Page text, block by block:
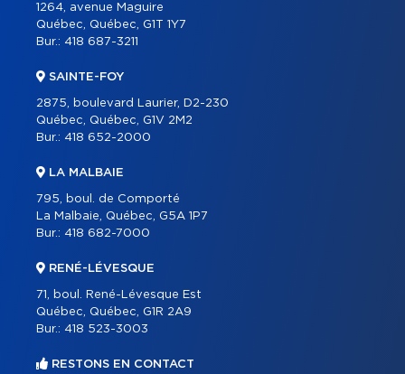
1264, avenue Maguire
Québec, Québec, G1T 1Y7
Bur.: 418 687-3211
SAINTE-FOY
2875, boulevard Laurier, D2-230
Québec, Québec, G1V 2M2
Bur.: 418 652-2000
LA MALBAIE
795, boul. de Comporté
La Malbaie, Québec, G5A 1P7
Bur.: 418 682-7000
RENÉ-LÉVESQUE
71, boul. René-Lévesque Est
Québec, Québec, G1R 2A9
Bur.: 418 523-3003
RESTONS EN CONTACT